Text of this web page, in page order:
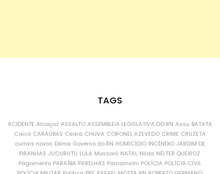
TAGS
ACIDENTE Alcaçuz ASSALTO ASSEMBLEIA LEGISLATIVA DO RN Assu BATATA
Caicó CARAÚBAS Ceará CHUVA CORONEL AZEVEDO CRIME CRUZETA
currais novos Dilma Governo do RN HOMICÍDIO INCÊNDIO JARDIM DE
PIRANHAS JUCURUTU LULA Mossoró NATAL Nilda NÉLTER QUEIROZ
Pagamento PARAÍBA PARELHAS Parnamirim POLÍCIA POLÍCIA CIVIL